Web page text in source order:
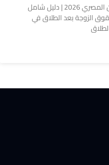
حقوق الزوجة بعد الطلاق في القانون المصري 2026 | دليل شامل
الزوجة بعد الطلاق في